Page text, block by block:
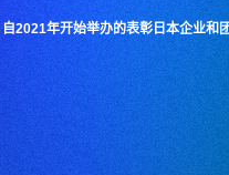
2021年开始举办的表彰日本企业和